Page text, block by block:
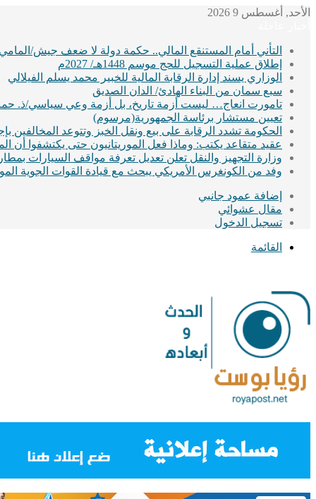
الأحد, أغسطس 9 2026
التأني أمام المستنقع المالي.. حكمة دولة لا ضعف جيش/
إطلاق عملية التسجيل للحج موسم 1448هـ/ 2027م
الوزاري يسند إدارة الرقابة المالية للخبير محمد يسلم الفيلالي
سبع سمان من البناء الهادئ/ الدان الصديق
تامورت انعاج… ليست أزمة تاريخ، بل أزمة وعي سياسي/ذ.
تعيين مستشار برئاسة الجمهورية(مرسوم)
الحكومة تشدد الرقابة على بيع ونقل الخبز وتتوعد المخالفين
عقيد متقاعد يكتب: وماذا فعل الموريتانيون حتى يكتشفوا
وزارة التجهيز والنقل تعلن تعديل تعرفة مواقف السيارات
وفد من الكونغرس الأمريكي يبحث مع قيادة القوات الجوية
إضافة عمود جانبي
مقال عشوائي
تسجيل الدخول
القائمة